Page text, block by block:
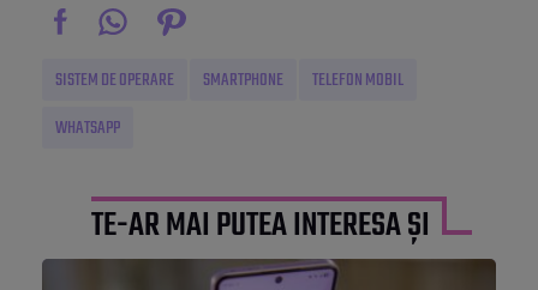
SISTEM DE OPERARE SMARTPHONE
TELEFON MOBIL
WHATSAPP
TE-AR MAI PUTEA INTERESA ȘI